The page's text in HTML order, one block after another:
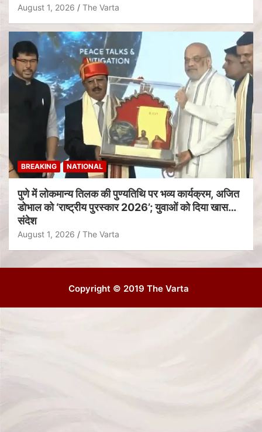
August 1, 2026 The Varta
BREAKING NATIONAL
पुणे में लोकमान्य तिलक की पुण्यतिथि पर भव्य कार्यक्रम, अजित
डोभाल को ‘राष्ट्रीय पुरस्कार 2026’; युवाओं को दिया खास
संदेश
August 1, 2026 The Varta
Copyright © 2019 The Varta